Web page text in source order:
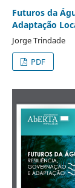
Futuros da
Adaptação
Jorge Trindade
PDF